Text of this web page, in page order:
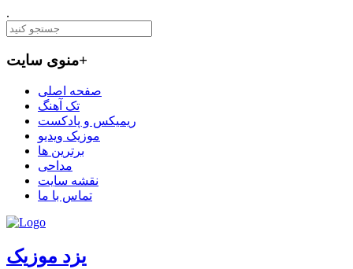
.
منوی سایت+
صفحه اصلی
تک آهنگ
ریمیکس و پادکست
موزیک ویدیو
برترین ها
مداحی
نقشه سایت
تماس با ما
یزد موزیک